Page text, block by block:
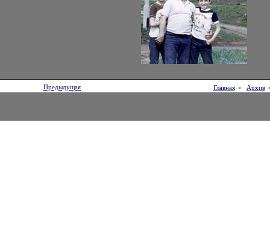
Предыдущая Главная Архив